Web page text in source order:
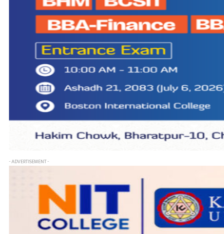
- ADVERTISEMENT -